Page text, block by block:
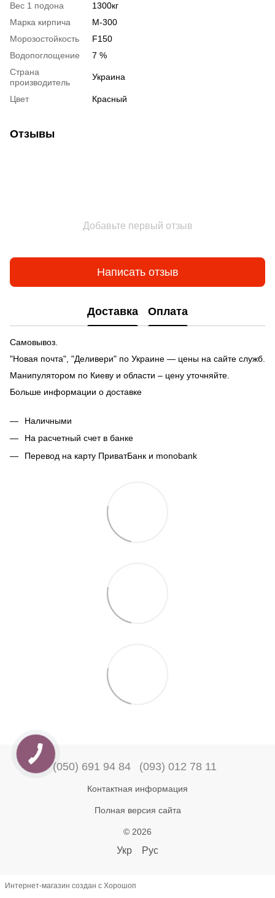
Вес 1 подона
1300кг
Марка кирпича
М-300
Морозостойкость
F150
Водопоглощение
7 %
Страна
производитель
Украина
Цвет Красный
Отзывы
Добавьте первый отзыв
Написать отзыв
Доставка Оплата
Самовывоз.
"Новая почта", "Деливери" по Украине — цены на сайте служб.
Манипулятором по Киеву и области – цену уточняйте.
Больше информации о доставке
Наличными
На расчетный счет в банке
Перевод на карту ПриватБанк и monobank
(050) 691 94 84 (093) 012 78 11
Контактная информация
Полная версия сайта
© 2026
Укр Рус
Интернет-магазин создан с Хорошоп